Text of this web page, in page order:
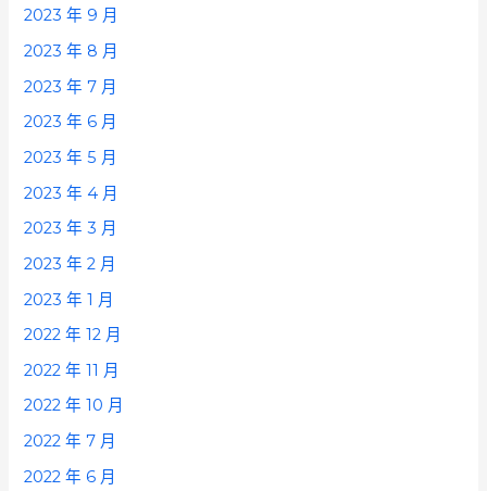
2023 年 9 月
2023 年 8 月
2023 年 7 月
2023 年 6 月
2023 年 5 月
2023 年 4 月
2023 年 3 月
2023 年 2 月
2023 年 1 月
2022 年 12 月
2022 年 11 月
2022 年 10 月
2022 年 7 月
2022 年 6 月